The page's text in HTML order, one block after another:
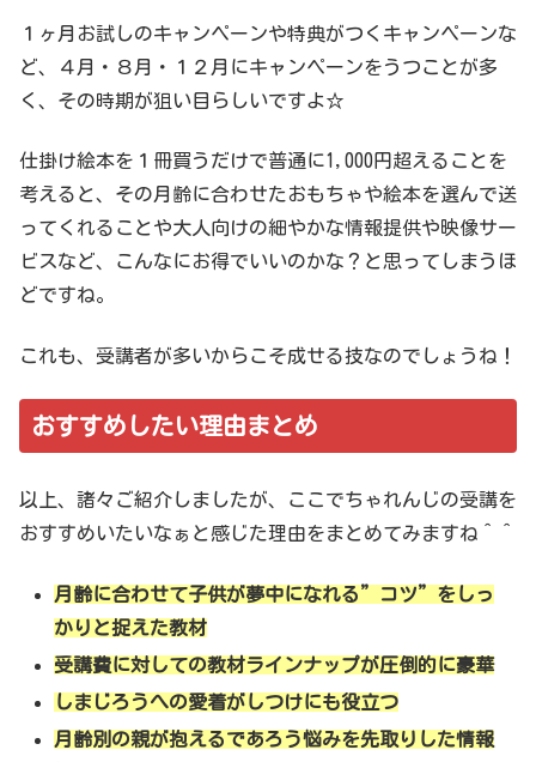
１ヶ月お試しのキャンペーンや特典がつくキャンペーンな
ど、４月・８月・１２月にキャンペーンをうつことが多
く、その時期が狙い目らしいですよ☆
仕掛け絵本を１冊買うだけで普通に1,000円超えることを
考えると、その月齢に合わせたおもちゃや絵本を選んで送
ってくれることや大人向けの細やかな情報提供や映像サー
ビスなど、こんなにお得でいいのかな？と思ってしまうほ
どですね。
これも、受講者が多いからこそ成せる技なのでしょうね！
おすすめしたい理由まとめ
以上、諸々ご紹介しましたが、ここでちゃれんじの受講を
おすすめいたいなぁと感じた理由をまとめてみますね＾＾
月齢に合わせて子供が夢中になれる”コツ”をしっ
かりと捉えた教材
受講費に対しての教材ラインナップが圧倒的に豪華
しまじろうへの愛着がしつけにも役立つ
月齢別の親が抱えるであろう悩みを先取りした情報